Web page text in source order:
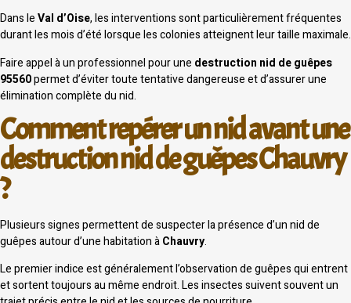
Dans leVal d’Oise, les interventions sont particulièrement fréquentes
durant les mois d’été lorsque les colonies atteignent leur taille maximale.
Faire appel à un professionnel pour une destruction nid de guêpes
95560permet d’éviter toute tentative dangereuse et d’assurer une
élimination complète du nid.
Comment repérer un nid avant une
destruction nid de guêpes Chauvry
?
Plusieurs signes permettent de suspecter la présence d’un nid de
guêpes autour d’une habitation àChauvry.
Le premier indice est généralement l’observation de guêpes qui entrent
et sortent toujours au même endroit. Les insectes suivent souvent un